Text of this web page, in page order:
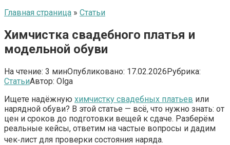
Главная страница » Статьи
Химчистка свадебного платья и
модельной обуви
На чтение: 3 минОпубликовано: 17.02.2026Рубрика:
СтатьиАвтор: Olga
Ищете надёжную химчистку свадебных платьев или
нарядной обуви? В этой статье — всё, что нужно знать: от
цен и сроков до подготовки вещей к сдаче. Разберём
реальные кейсы, ответим на частые вопросы и дадим
чек‑лист для проверки состояния наряда.